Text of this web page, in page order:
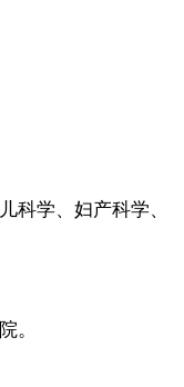
科学、妇产科学、
。